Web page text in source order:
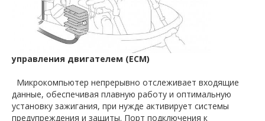
управления двигателем (ЕСМ)
Микрокомпьютер непрерывно отслеживает входящие
данные, обеспечивая плавную работу и оптимальную
установку зажигания, при нужде активирует системы
предупреждения и защиты. Порт подключения к